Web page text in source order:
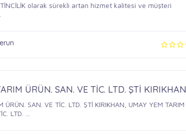
olarak sürekli artan hizmet kalitesi ve müşteri
ÜRÜN. SAN. VE TİC. LTD. ŞTİ KIRIKHAN
ÜRÜN. SAN. VE TİC. LTD. ŞTİ KIRIKHAN, UMAY YEM TARIM
LTD. ...